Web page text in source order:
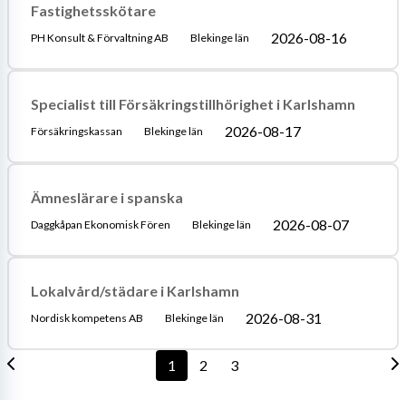
Fastighetsskötare
PH Konsult & Förvaltning AB Blekinge län 2026-08-16
Specialist till Försäkringstillhörighet i Karlshamn
Försäkringskassan Blekinge län 2026-08-17
Ämneslärare i spanska
Daggkåpan Ekonomisk Fören Blekinge län 2026-08-07
Lokalvård/städare i Karlshamn
Nordisk kompetens AB Blekinge län 2026-08-31
1 2 3